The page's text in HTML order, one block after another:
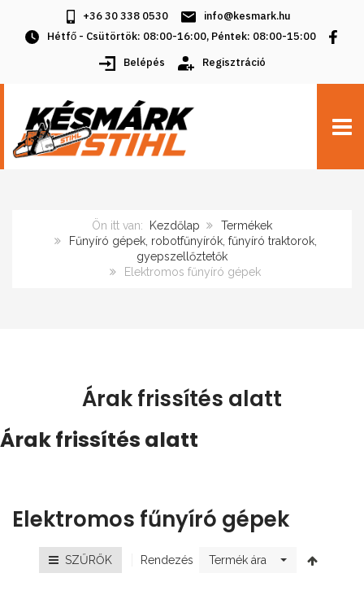
+36 30 338 0530
info@kesmark.hu
Hétfő - Csütörtök: 08:00-16:00, Péntek: 08:00-15:00
Belépés
Regisztráció
Ön itt van: Kezdőlap
Termékek
Fűnyíró gépek, robotfűnyírók, fűnyíró traktorok,
gyepszellőztetők
Elektromos fűnyíró gépek
Árak frissítés alatt
Árak frissítés alatt
Elektromos fűnyíró gépek
SZŰRŐK Rendezés Termék ára